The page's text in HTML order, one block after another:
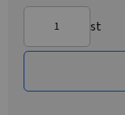
st